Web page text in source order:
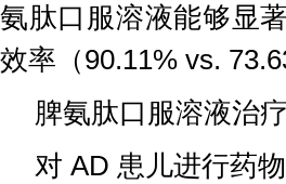
氨肽口服溶液能够显
效率（90.11% vs.
脾氨肽口服溶液治
对 AD 患儿进行药